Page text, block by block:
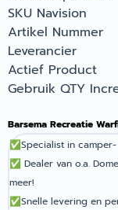
SKU Navision
Artikel Nummer
Leverancier
Actief Product
Gebruik QTY
Barsema Recreatie
✅Specialist in
✅ Dealer van o.a.
meer!
✅Snelle levering en